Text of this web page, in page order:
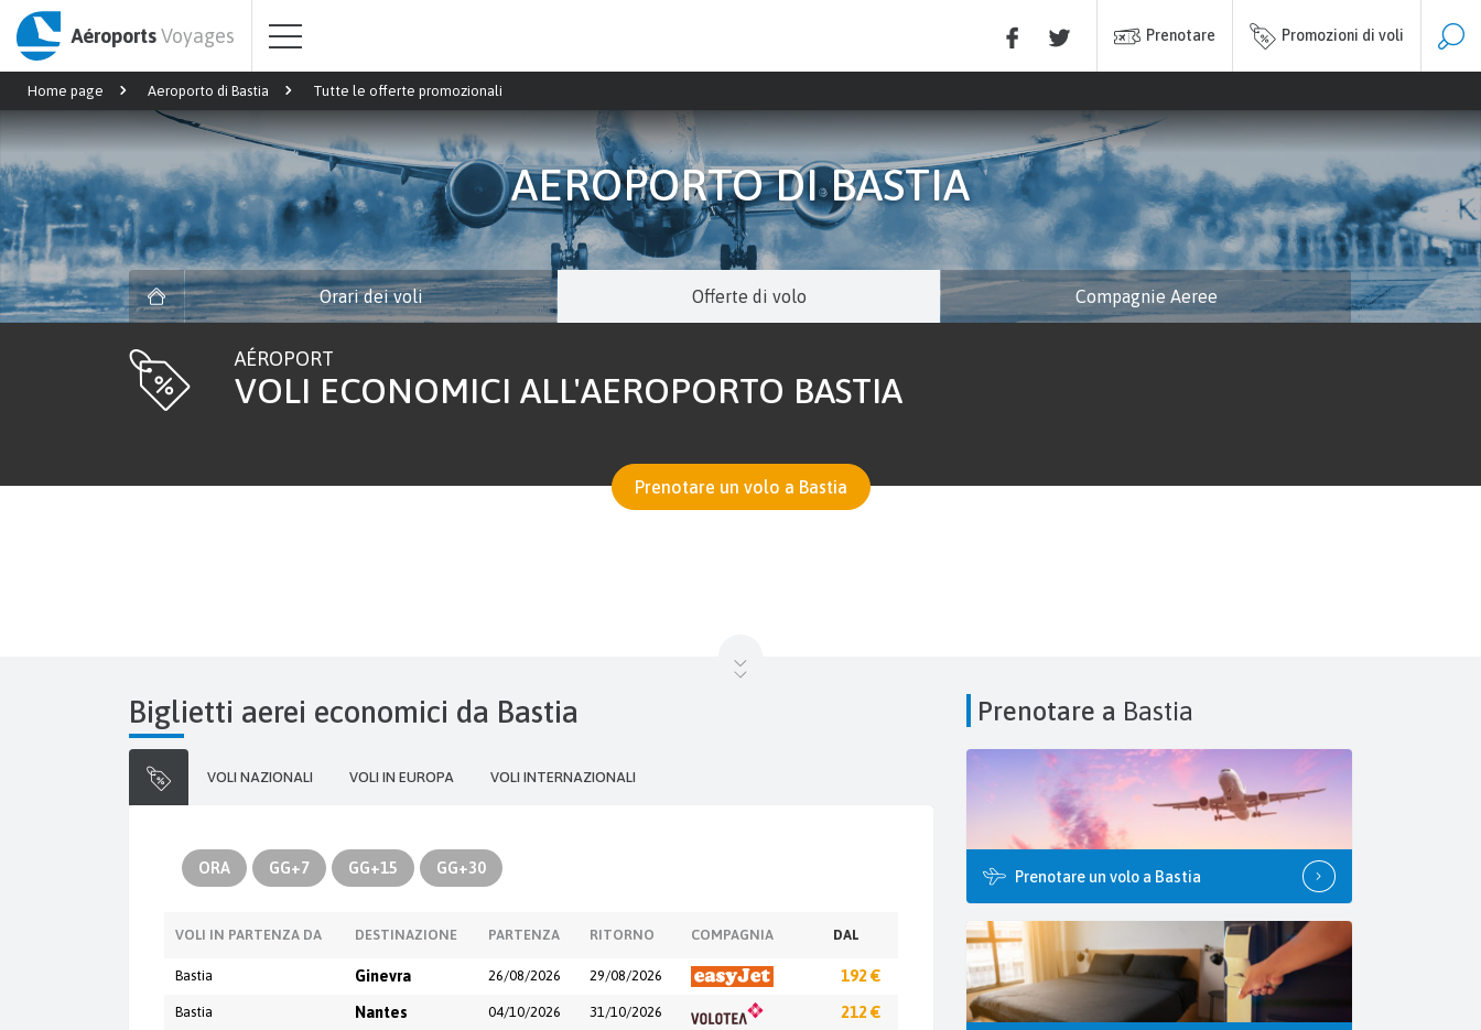
AéroportsVoyages Prenotare Promozioni di voli
Home page Aeroporto di Bastia Tutte le offerte promozionali
AEROPORTO DI BASTIA
Orari dei voli Offerte di volo Compagnie Aeree
AÉROPORT
VOLI ECONOMICI ALL'AEROPORTO BASTIA
Prenotare un volo a Bastia
Biglietti aerei economici da Bastia
VOLI NAZIONALI VOLI IN EUROPA VOLI INTERNAZIONALI
ORA GG+7 GG+15 GG+30
VOLI IN PARTENZA DA DESTINAZIONE PARTENZA RITORNO COMPAGNIA DAL
Bastia Ginevra 26/08/2026 29/08/2026 192 €
Bastia Nantes 04/10/2026 31/10/2026 212 €
Prenotare a Bastia
Prenotare un volo a Bastia